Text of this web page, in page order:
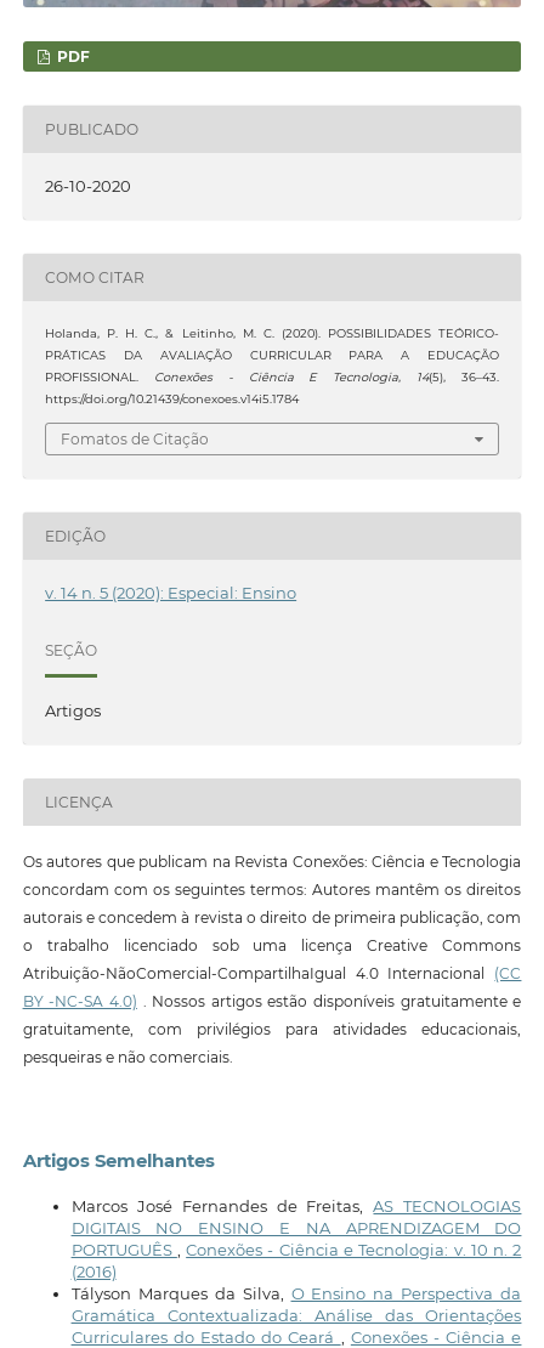
PDF
PUBLICADO
26-10-2020
COMO CITAR
Holanda, P. H. C., & Leitinho, M. C. (2020). POSSIBILIDADES TEÓRICO-
PRÁTICAS DA AVALIAÇÃO CURRICULAR PARA A EDUCAÇÃO
PROFISSIONAL. Conexões - Ciência E Tecnologia, 14(5), 36–43.
https://doi.org/10.21439/conexoes.v14i5.1784
Fomatos de Citação
EDIÇÃO
v. 14 n. 5 (2020): Especial: Ensino
SEÇÃO
Artigos
LICENÇA
Os autores que publicam na Revista Conexões: Ciência e Tecnologia
concordam com os seguintes termos: Autores mantêm os direitos
autorais e concedem à revista o direito de primeira publicação, com
o trabalho licenciado sob uma licença Creative Commons
Atribuição-NãoComercial-CompartilhaIgual 4.0 Internacional (CC
BY -NC-SA 4.0) . Nossos artigos estão disponíveis gratuitamente e
gratuitamente, com privilégios para atividades educacionais,
pesqueiras e não comerciais.
Artigos Semelhantes
Marcos José Fernandes de Freitas,AS TECNOLOGIAS
DIGITAIS NO ENSINO E NA APRENDIZAGEM DO
PORTUGUÊS
,Conexões - Ciência e Tecnologia: v. 10 n. 2
(2016)
Tályson Marques da Silva, O Ensino na Perspectiva da
Gramática Contextualizada: Análise das Orientações
Curriculares do Estado do Ceará
Conexões - Ciência e